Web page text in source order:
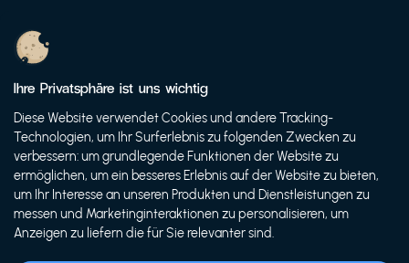
Datenschutz
Nutzungsbedingungen
© 2021 FutureBens GmbH
Ihre Privatsphäre ist uns wichtig
Diese Website verwendet Cookies und andere Tracking-
Technologien, um Ihr Surferlebnis zu folgenden Zwecken zu
verbessern: um grundlegende Funktionen der Website zu
ermöglichen, um ein besseres Erlebnis auf der Website zu bieten,
um Ihr Interesse an unseren Produkten und Dienstleistungen zu
messen und Marketinginteraktionen zu personalisieren, um
Anzeigen zu liefern die für Sie relevanter sind.